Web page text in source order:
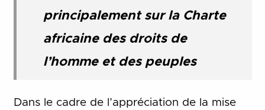
principalement sur la Charte
africaine des droits de
l’homme et des peuples
Dans le cadre de l’appréciation de la mise